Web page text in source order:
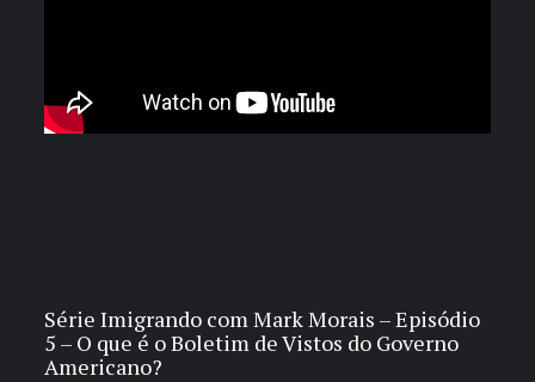
Série Imigrando com Mark Morais – Episódio
5 – O que é o Boletim de Vistos do Governo
Americano?